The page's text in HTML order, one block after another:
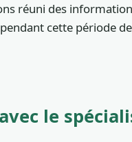
réuni des
cette période
le